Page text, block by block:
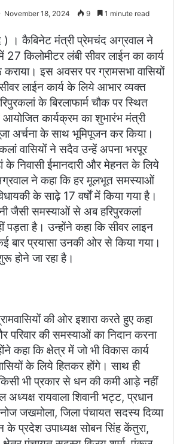
November 18, 2024 9 1 minute read
) । कैबिनेट मंत्री प्रेमचंद अग्रवाल ने
27 किलोमीटर लंबी सीवर लाईन का कार्य
इस अवसर पर ग्रामसभा वासियों
लाईन कार्य के लिये आभार व्यक्त
के बिरलाफार्म चौक पर स्थित
कार्यक्रम का शुभारंभ मंत्री
अर्चना के साथ भूमिपूजन कर किया।
वासियों ने सदैव उन्हें अपना भरपूर
के निवासी ईमानदारी और मेहनत के लिये
ने कहा कि हर मूलभूत समस्याओं
के साढ़े 17 वर्षों में किया गया है।
जैसी समस्याओं से अब हरिपुरकलां
पड़ता है। उन्होंने कहा कि सीवर लाइन
बार प्रयासा उनकी ओर से किया गया।
होने जा रहा है।
की ओर इशारा करते हुए कहा
परिवार की समस्याओं का निदान करना
कहा कि क्षेत्र में जो भी विकास कार्य
के लिये हितकर होंगे। साथ ही
भी प्रकार से धन की कमी आड़े नहीं
रायवाला शिवानी भट्ट, प्रधान
जखमोला, जिला पंचायत सदस्य दिव्या
प्रदेश उपाध्यक्ष सोबन सिंह केंतुरा,